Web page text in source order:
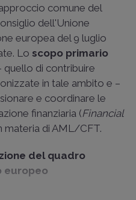
comune del
dell'Unione
europea del 9 luglio
Lo scopo primario
quello di contribuire
in tale ambito e –
e coordinare le
finanziaria (Financial
materia di AML/CFT.
del quadro
europeo